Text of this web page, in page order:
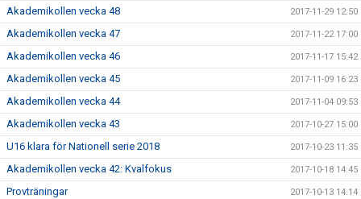
Akademikollen vecka 48 2017-11-29 12:50
Akademikollen vecka 47 2017-11-22 17:00
Akademikollen vecka 46 2017-11-17 15:42
Akademikollen vecka 45 2017-11-09 16:23
Akademikollen vecka 44 2017-11-04 09:53
Akademikollen vecka 43 2017-10-27 15:00
U16 klara för Nationell serie 2018 2017-10-23 11:35
Akademikollen vecka 42: Kvalfokus 2017-10-18 14:45
Provträningar 2017-10-13 14:14